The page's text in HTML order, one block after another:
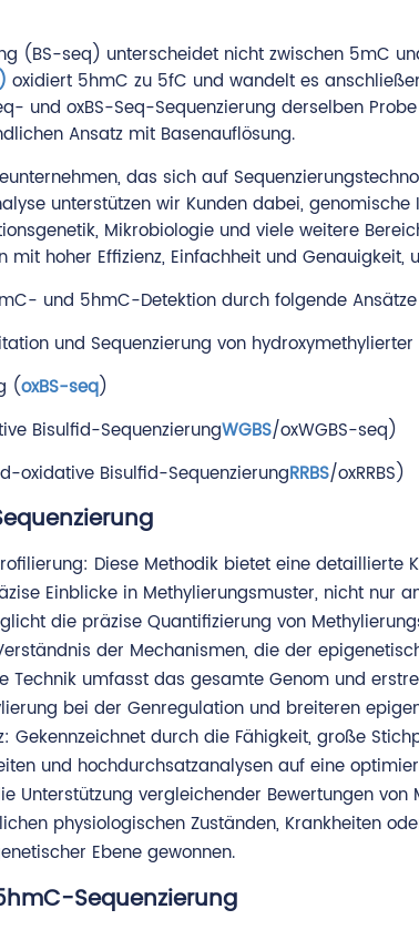
(BS-seq) unterscheidet nicht zwischen 5mC
oxidiert 5hmC zu 5fC und wandelt es
und oxBS-Seq-Sequenzierung derselben
Ansatz mit Basenauflösung.
das sich auf
unterstützen wir Kunden dabei,
Mikrobiologie und viele weitere
hoher Effizienz, Einfachheit und Genauigkeit,
und 5hmC-Detektion durch folgende
und Sequenzierung von hydroxymethylierter
(oxBS-seq)
Bisulfid-SequenzierungWGBS/oxWGBS-seq)
oxidative Bisulfid-SequenzierungRRBS/oxRRBS)
Diese Methodik bietet eine
Einblicke in Methylierungsmuster, nicht nur
die präzise Quantifizierung von
der Mechanismen, die der
Technik umfasst das gesamte Genom und
bei der Genregulation und breiteren
Gekennzeichnet durch die Fähigkeit, große
und hochdurchsatzanalysen auf eine
Unterstützung vergleichender Bewertungen
physiologischen Zuständen, Krankheiten
Ebene gewonnen.
Sequenzierung